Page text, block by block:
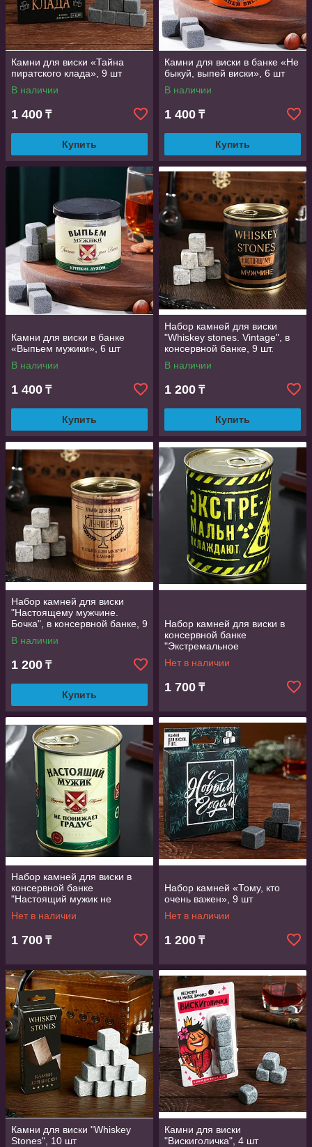
часто он входит в комплект с изделиями. Держать камни
нужно в холодильнике, чтобы в любой момент они были
готовы к следующему применению.
Для заказа обращайтесь по указанным телефонам
Камни для виски «Тайна
пиратского клада», 9 шт
В наличии
1 400 ₸
Купить
Камни для виски в банке «Не
быкуй, выпей виски», 6 шт
В наличии
1 400 ₸
Купить
Камни для виски в банке
«Выпьем мужики», 6 шт
В наличии
1 400 ₸
Купить
Набор камней для виски
"Whiskey stones. Vintage", в
консервной банке, 9 шт.
В наличии
1 200 ₸
Купить
Набор камней для виски
"Настоящему мужчине.
Бочка", в консервной банке, 9
шт.
В наличии
1 200 ₸
Купить
Набор камней для виски в
консервной банке
"Экстремальное
охлаждение", 9 шт
Нет в наличии
1 700 ₸
Набор камней для виски в
консервной банке
"Настоящий мужик не
понижает градус", 9 шт
Нет в наличии
1 700 ₸
Набор камней «Тому, кто
очень важен», 9 шт
Нет в наличии
1 200 ₸
Камни для виски "Whiskey
Stones", 10 шт
Камни для виски
"Вискиголичка", 4 шт